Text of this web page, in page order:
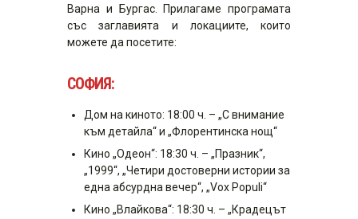
Варна и Бургас. Прилагаме програмата
със заглавията и локациите, които
можете да посетите:
СОФИЯ:
Дом на киното: 18:00 ч. – „С внимание
към детайла“ и „Флорентинска нощ“
Кино „Одеон“: 18:30 ч. – „Празник“,
„1999“, „Четири достоверни истории за
една абсурдна вечер“, „Vox Populi“
Кино „Влайкова“: 18:30 ч. – „Крадецът